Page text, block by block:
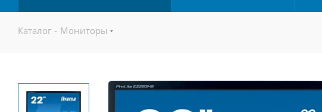
Каталог - Мониторы